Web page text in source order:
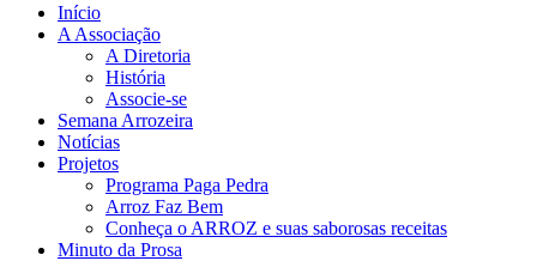
Início
A Associação
A Diretoria
História
Associe-se
Semana Arrozeira
Notícias
Projetos
Programa Paga Pedra
Arroz Faz Bem
Conheça o ARROZ e suas saborosas receitas
Minuto da Prosa